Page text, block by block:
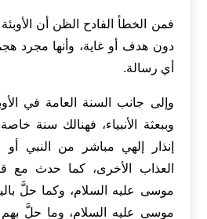
فمن الخطأ الفادح الظن أن
دون هدف أو غاية، وأنها مجرد
أي رسالة.
وإلى جانب السنة العامة في
وببعثة الأنبياء، فهنالك سنة
إنذار إلهي مباشر من النبي أو
العذاب الأخرى، كما حدث
موسى عليه السلام، وكما حلَّ
موسى عليه السلام، وما حلَّ